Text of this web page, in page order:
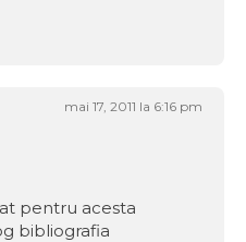
mai 17, 2011 la 6:16 pm
pentru acesta
bibliografia